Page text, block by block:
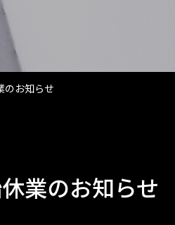
のお知らせ
業のお知らせ